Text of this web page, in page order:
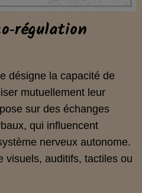
désigne la capacité de
mutuellement leur
sur des échanges
qui influencent
nerveux autonome.
visuels, auditifs, tactiles ou